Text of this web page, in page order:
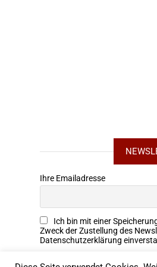
Ihre Emailadresse
Ich bin mit einer
Zweck der Zustellung des
Datenschutzerklärung